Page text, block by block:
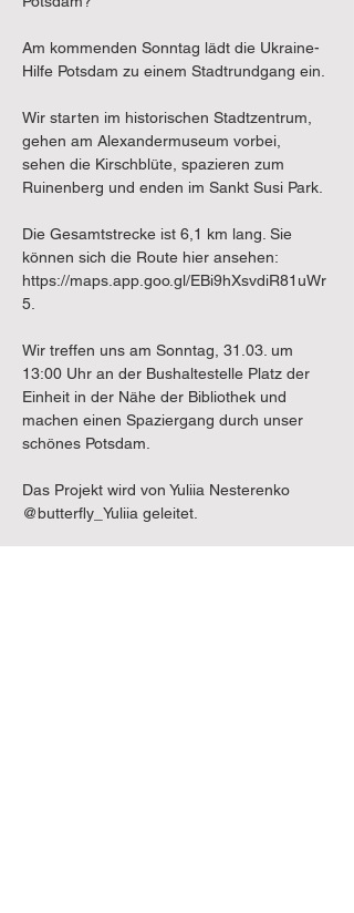
Am kommenden Sonntag lädt die Ukraine-
Hilfe Potsdam zu einem Stadtrundgang ein.
Wir starten im historischen Stadtzentrum,
gehen am Alexandermuseum vorbei,
sehen die Kirschblüte, spazieren zum
Ruinenberg und enden im Sankt Susi Park.
Die Gesamtstrecke ist 6,1 km lang. Sie
können sich die Route hier ansehen:
https://maps.app.goo.gl/EBi9hXsvdiR81uWr
5.
Wir treffen uns am Sonntag, 31.03. um
13:00 Uhr an der Bushaltestelle Platz der
Einheit in der Nähe der Bibliothek und
machen einen Spaziergang durch unser
schönes Potsdam.
Das Projekt wird von Yuliia Nesterenko
@butterfly_Yuliia geleitet.